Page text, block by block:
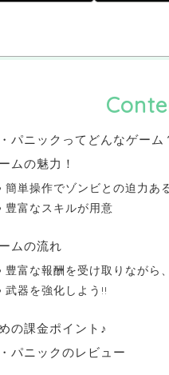
パニックってどんなゲーム
ムの魅力！
簡単操作でゾンビとの迫力あ
豊富なスキルが用意
ムの流れ
豊富な報酬を受け取りながら
武器を強化しよう!!
の課金ポイント♪
パニックのレビュー